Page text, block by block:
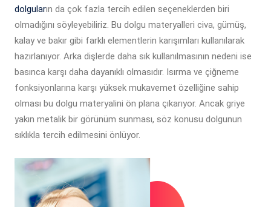
dolguların da çok fazla tercih edilen seçeneklerden biri
olmadığını söyleyebiliriz. Bu dolgu materyalleri civa, gümüş,
kalay ve bakır gibi farklı elementlerin karışımları kullanılarak
hazırlanıyor. Arka dişlerde daha sık kullanılmasının nedeni ise
basınca karşı daha dayanıklı olmasıdır. Isırma ve çiğneme
fonksiyonlarına karşı yüksek mukavemet özelliğine sahip
olması bu dolgu materyalini ön plana çıkarıyor. Ancak griye
yakın metalik bir görünüm sunması, söz konusu dolgunun
sıklıkla tercih edilmesini önlüyor.